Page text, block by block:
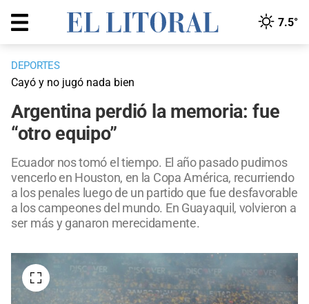
7.5°
DEPORTES
Cayó y no jugó nada bien
Argentina perdió la memoria: fue
“otro equipo”
Ecuador nos tomó el tiempo. El año pasado pudimos
vencerlo en Houston, en la Copa América, recurriendo
a los penales luego de un partido que fue desfavorable
a los campeones del mundo. En Guayaquil, volvieron a
ser más y ganaron merecidamente.